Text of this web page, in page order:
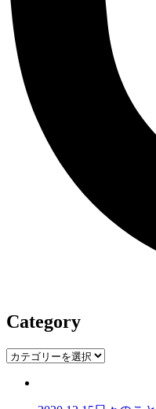
Category
Category